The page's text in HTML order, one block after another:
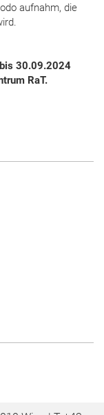
aufnahm, die
30.09.2024
RaT.